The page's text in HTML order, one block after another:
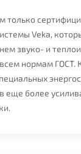
только
Veka,
звуко- и
нормам ГОСТ.
еще более